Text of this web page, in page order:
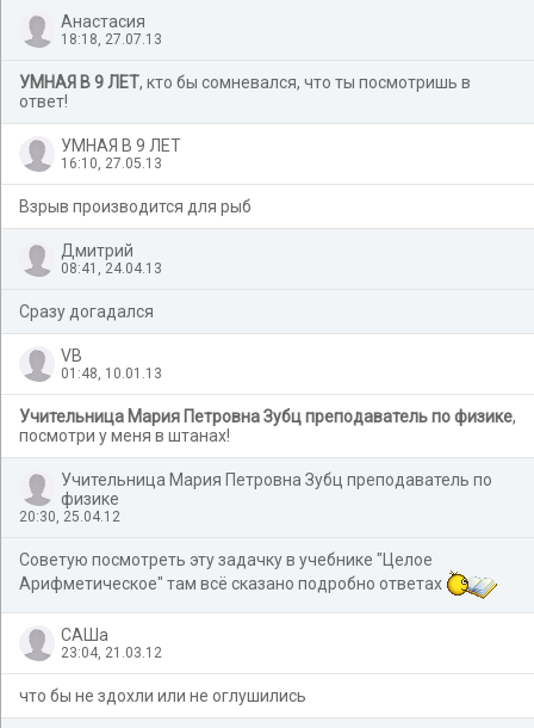
Анастасия
18:18, 27.07.13
УМНАЯ В 9 ЛЕТ, кто бы сомневался, что ты посмотришь в
ответ!
УМНАЯ В 9 ЛЕТ
16:10, 27.05.13
Взрыв производится для рыб
Дмитрий
08:41, 24.04.13
Сразу догадался
VB
01:48, 10.01.13
Учительница Мария Петровна Зубц преподаватель по физике,
посмотри у меня в штанах!
Учительница Мария Петровна Зубц преподаватель по
физике
20:30, 25.04.12
Советую посмотреть эту задачку в учебнике "Целое
Арифметическое" там всё сказано подробно ответах
САШа
23:04, 21.03.12
что бы не здохли или не оглушились